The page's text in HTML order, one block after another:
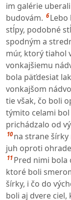
im galérie
budovám. 6
stĺpy, podobné
spodným a
múr, ktorý tiahol
vonkajšiemu
bola päťdesiat
vonkajšom
tie však, čo boli
týmito celami
prichádzalo od
10 na strane
juh oproti
11 Pred nimi bola
ktoré boli
šírky, i čo do
boli aj dvere